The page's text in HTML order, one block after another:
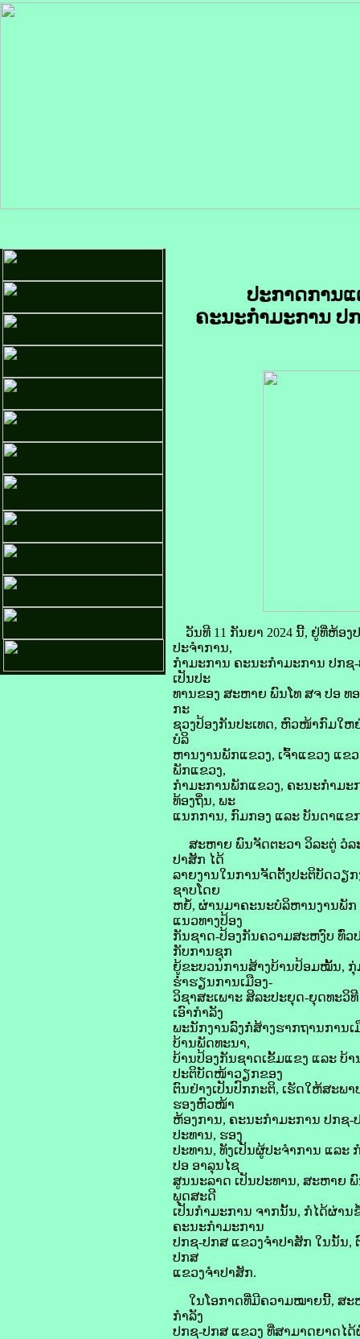
ປະກາດການແ
ຄະນະກຳມະການ ປ
ວັນທີ 11 ກັນຍາ 2024 ນີ້, ຢູ່ທີ່ຫ້ອ
ປະຈຳການ,
ກຳມະການ ຄະນະກຳມະການ ປກ
ເປັນປະ
ທານຂອງ ສະຫາຍ ພົນໂທ ສຈ ປອ
ກະ
ຊວງປ້ອງກັນປະເທດ, ຫົວໜ້າກົມໃຫ
ບໍລິ
ຫານງານພັກແຂວງ, ເຈົ້າແຂວງ ແ
ພັກແຂວງ,
ກຳມະການພັກແຂວງ, ຄະນະກຳມະ
ທ້ອງຖິ່ນ, ພະ
ແນກການ, ກົມກອງ ແລະ ບັນດາແຂ
ສະຫາຍ ພົນຈັດຕະວາ ວິລະຕູ່ ວໍລ
ປາສັກ ໄດ້
ລາຍງານໃນການຈັດຕັ້ງປະຕິບັດວຽ
ຊາບໂດຍ
ຫຍໍ້, ຜ່ານມາຄະນະບໍລິຫານງານພັກ
ແນວທາງປ້ອງ
ກັນຊາດ-ປ້ອງກັນຄວາມສະຫງົບ ທົ່ວ
ກັບການຊຸກ
ຍູ້ຂະບວນການສ້າງບ້ານປ້ອມໝັ້ນ, ກຸ່
ຮໍ່າຮຽນການເມືອງ-
ວິຊາສະເພາະ ສິລະປະຍຸດ-ຍຸດທະວິ
ເອົາກຳລັງ
ພະນັກງານລົງກໍ່ສ້າງຮາກຖານການ
ບ້ານພັດທະນາ,
ບ້ານປ້ອງກັນຊາດເຂັ້ມແຂງ ແລະ ບ້
ປະຕິບັດໜ້າວຽກຂອງ
ຕົນຢ່າງເປັນປົກກະຕິ, ເຮັດໃຫ້ສະພ
ຮອງຫົວໜ້າ
ຫ້ອງການ, ຄະນະກຳມະການ ປກຊ-
ປະທານ, ຮອງ
ປະທານ, ທັງເປັນຜູ້ປະຈຳການ ແລະ
ປອ ອາລຸນໄຊ
ສູນນະລາດ ເປັນປະທານ, ສະຫາຍ
ພຸດສະດີ
ເປັນກໍາມະການ ຈາກນັ້ນ, ກໍໄດ້ຜ່າ
ຄະນະກຳມະການ
ປກຊ-ປກສ ແຂວງຈຳປາສັກ ໃນນັ້ນ,
ປກສ
ແຂວງຈຳປາສັກ.
ໃນໂອກາດທີ່ມີຄວາມໝາຍນີ້, ສະຫ
ກໍາລັງ
ປກຊ-ປກສ ແຂວງ ທີ່ສາມາດຍາດໄ